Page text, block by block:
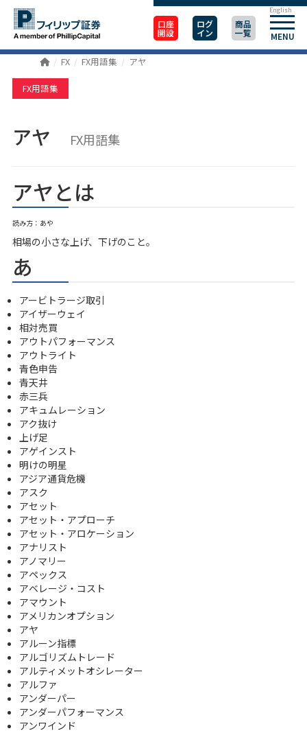
口座
開設
ログ
イン
商品
一覧 MENU
English
FX FX用語集 アヤ
FX用語集
アヤ FX用語集
アヤとは
読み方：あや
相場の小さな上げ、下げのこと。
あ
アービトラージ取引
アイザーウェイ
相対売買
アウトパフォーマンス
アウトライト
青色申告
青天井
赤三兵
アキュムレーション
アク抜け
上げ足
アゲインスト
明けの明星
アジア通貨危機
アスク
アセット
アセット・アプローチ
アセット・アロケーション
アナリスト
アノマリー
アペックス
アベレージ・コスト
アマウント
アメリカンオプション
アヤ
アルーン指標
アルゴリズムトレード
アルティメットオシレーター
アルファ
アンダーパー
アンダーパフォーマンス
アンワインド